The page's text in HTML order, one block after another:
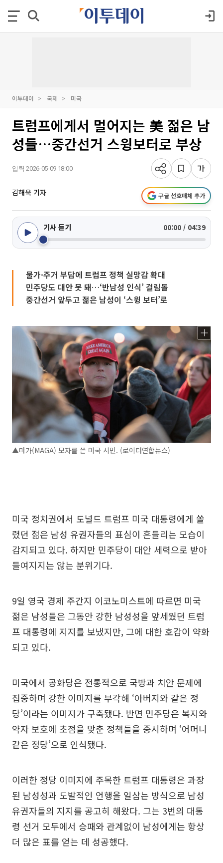
이투데이 국제 미국
트럼프에게서 멀어지는 美 젊은 남
성들…중간선거 스윙보터로 부상
입력 2026-05-09 18:00
김해욱 기자 구글 선호매체 추가
기사 듣기 00:00 / 04:39
물가·주거 부담에 트럼프 정책 실망감 확대
민주당도 대안 못 돼…‘반남성 인식’ 걸림돌
중간선거 앞두고 젊은 남성이 ‘스윙 보터’로
▲마가(MAGA) 모자를 쓴 미국 시민. (로이터연합뉴스)
미국 정치권에서 도널드 트럼프 미국 대통령에게 쏠
렸던 젊은 남성 유권자들의 표심이 흔들리는 모습이
감지되고 있다. 하지만 민주당이 대안 세력으로 받아
들여지지는 않는 분위기다.
9일 영국 경제 주간지 이코노미스트에 따르면 미국
젊은 남성들은 그동안 강한 남성성을 앞세웠던 트럼
프 대통령에 지지를 보냈지만, 그에 대한 호감이 약화
되고 있다.
미국에서 공화당은 전통적으로 국방과 치안 문제에
집중하며 강한 이미지를 부각해 ‘아버지와 같은 정
당’이라는 이미지가 구축됐다. 반면 민주당은 복지와
약자 보호에 초점을 맞춘 정책들을 중시하며 ‘어머니
같은 정당’으로 인식됐다.
이러한 정당 이미지에 주목한 트럼프 대통령은 과장
된 남성성과 도발적인 언행을 일삼는 방식으로 남성
유권자들의 지지를 공고히 해왔다. 그는 3번의 대통
령 선거 모두에서 승패와 관계없이 남성에게는 항상
더 많은 표를 얻는 데 성공했다.